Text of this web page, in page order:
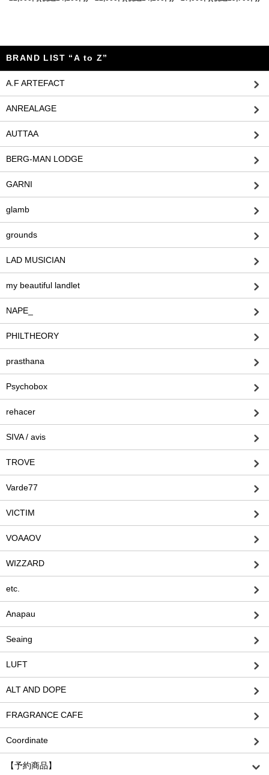
BRAND LIST “A to Z”
A.F ARTEFACT
ANREALAGE
AUTTAA
BERG-MAN LODGE
GARNI
glamb
grounds
LAD MUSICIAN
my beautiful landlet
NAPE_
PHILTHEORY
prasthana
Psychobox
rehacer
SIVA / avis
TROVE
Varde77
VICTIM
VOAAOV
WIZZARD
etc.
Anapau
Seaing
LUFT
ALT AND DOPE
FRAGRANCE CAFE
Coordinate
【予約商品】